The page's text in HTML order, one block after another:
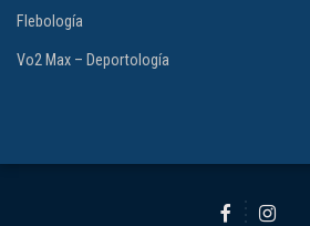
Flebología
Vo2 Max – Deportología